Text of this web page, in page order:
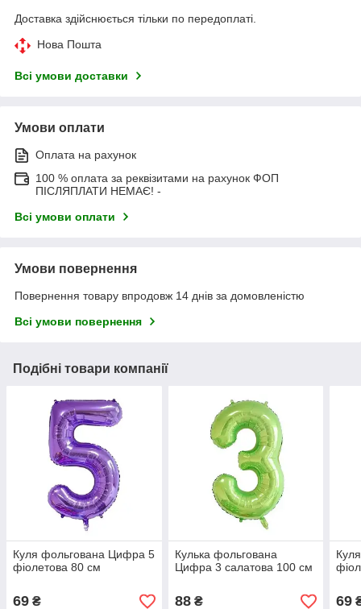
Доставка здійснюється тільки по передоплаті.
Нова Пошта
Всі умови доставки
Умови оплати
Оплата на рахунок
100 % оплата за реквізитами на рахунок ФОП
ПІСЛЯПЛАТИ НЕМАЄ! -
Всі умови оплати
Умови повернення
Повернення товару впродовж 14 днів за домовленістю
Всі умови повернення
Подібні товари компанії
Куля фольгована Цифра 5
фіолетова 80 см
69 ₴
Кулька фольгована
Цифра 3 салатова 100 см
88₴ 69